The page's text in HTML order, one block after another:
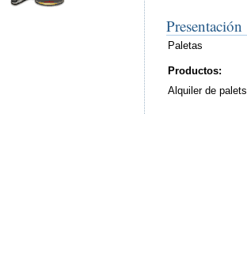
Presentación
Paletas
Productos:
Alquiler de